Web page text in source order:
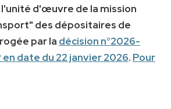
d'œuvre de la mission
des dépositaires de
par la décision n°2026-
en date du 22 janvier 2026. Pour